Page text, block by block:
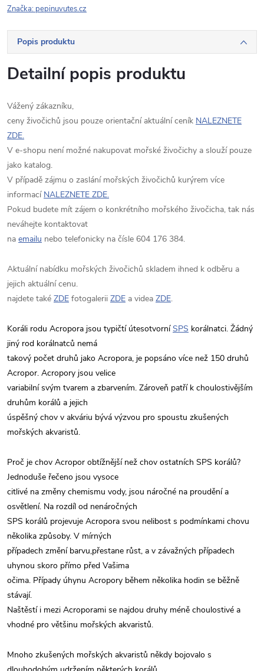
Značka: pepinuvutes.cz
Popis produktu
Detailní popis produktu
Vážený zákazníku,
ceny živočichů jsou pouze orientační aktuální ceník NALEZNETE
ZDE.
V e-shopu není možné nakupovat mořské živočichy a slouží pouze
jako katalog.
V případě zájmu o zaslání mořských živočichů kurýrem více
informací NALEZNETE ZDE.
Pokud budete mít zájem o konkrétního mořského živočicha, tak nás
neváhejte kontaktovat
na emailu nebo telefonicky na čísle 604 176 384.
Aktuální nabídku mořských živočichů skladem ihned k odběru a
jejich aktuální cenu.
najdete také ZDE fotogalerii ZDE a videa ZDE.
Koráli rodu Acropora jsou typičtí útesotvorníSPS korálnatci. Žádný
jiný rod korálnatců nemá
takový počet druhů jako Acropora, je popsáno více než 150 druhů
Acropor. Acropory jsou velice
variabilní svým tvarem a zbarvením. Zároveň patří k choulostivějším
druhům korálů a jejich
úspěšný chov v akváriu bývá výzvou pro spoustu zkušených
mořských akvaristů.
Proč je chov Acropor obtížnější než chov ostatních SPS korálů?
Jednoduše řečeno jsou vysoce
citlivé na změny chemismu vody, jsou náročné na proudění a
osvětlení. Na rozdíl od nenáročných
SPS korálů projevuje Acropora svou nelibost s podmínkami chovu
několika způsoby. V mírných
případech změní barvu,přestane růst, a v závažných případech
uhynou skoro přímo před Vašima
očima. Případy úhynu Acropory během několika hodin se běžně
stávají.
Naštěstí i mezi Acroporami se najdou druhy méně choulostivé a
vhodné pro většinu mořských akvaristů.
Mnoho zkušených mořských akvaristů někdy bojovalo s